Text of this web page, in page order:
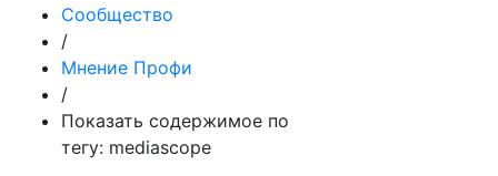
Сообщество
/
Мнение Профи
/
Показать содержимое по
тегу: mediascope